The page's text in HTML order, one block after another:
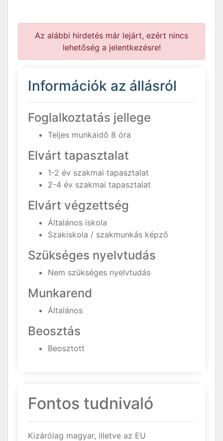
Az alábbi hirdetés már lejárt, ezért nincs
lehetőség a jelentkezésre!
Információk az állásról
Foglalkoztatás jellege
Teljes munkaidő 8 óra
Elvárt tapasztalat
1-2 év szakmai tapasztalat
2-4 év szakmai tapasztalat
Elvárt végzettség
Általános iskola
Szakiskola / szakmunkás képző
Szükséges nyelvtudás
Nem szükséges nyelvtudás
Munkarend
Általános
Beosztás
Beosztott
Fontos tudnivaló
Kizárólag magyar, illetve az EU